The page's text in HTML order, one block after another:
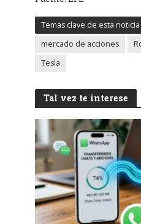
Temas clave de esta noticia
mercado de acciones
Tesla
Tal vez te interese